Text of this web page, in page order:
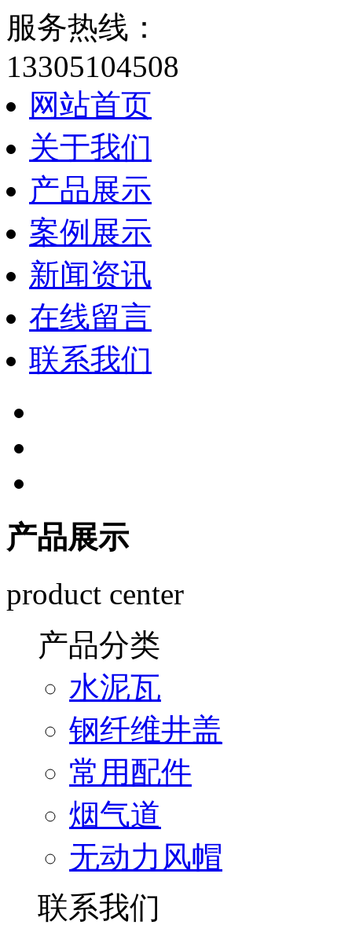
服务热线：
13305104508
网站首页
关于我们
产品展示
案例展示
新闻资讯
在线留言
联系我们
产品展示
product center
产品分类
水泥瓦
钢纤维井盖
常用配件
烟气道
无动力风帽
联系我们